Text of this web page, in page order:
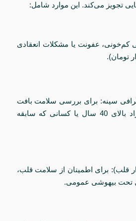
تجویز می‌کند. این موارد شامل:
عفونت یا مشکلات انعقادی
سینه: برای بررسی سلامت بافت
سینه، به‌ویژه در افراد بالای 40 سال یا کسانی که سابقه
قلب): برای اطمینان از سلامت قلب،
تحت بیهوشی عمومی.